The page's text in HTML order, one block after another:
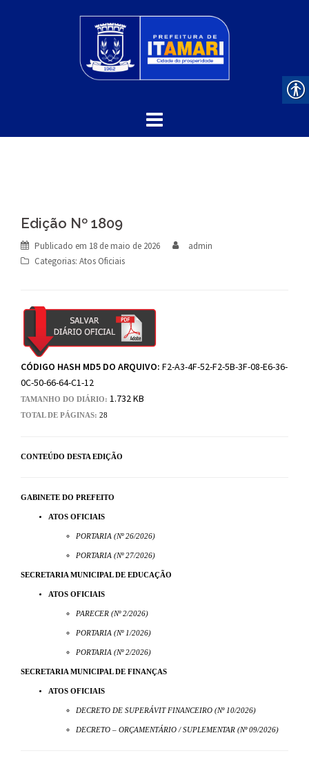
Edição Nº 1809
Publicado em 18 de maio de 2026
admin
Categorias: Atos Oficiais
CÓDIGO HASH MD5 DO ARQUIVO: F2-A3-4F-52-F2-5B-3F-08-E6-36-
0C-50-66-64-C1-12
TAMANHO DO DIÁRIO: 1.732 KB
TOTAL DE PÁGINAS: 28
CONTEÚDO DESTA EDIÇÃO
GABINETE DO PREFEITO
ATOS OFICIAIS
PORTARIA (Nº 26/2026)
PORTARIA (Nº 27/2026)
SECRETARIA MUNICIPAL DE EDUCAÇÃO
ATOS OFICIAIS
PARECER (Nº 2/2026)
PORTARIA (Nº 1/2026)
PORTARIA (Nº 2/2026)
SECRETARIA MUNICIPAL DE FINANÇAS
ATOS OFICIAIS
DECRETO DE SUPERÁVIT FINANCEIRO (Nº 10/2026)
DECRETO – ORÇAMENTÁRIO / SUPLEMENTAR (Nº 09/2026)